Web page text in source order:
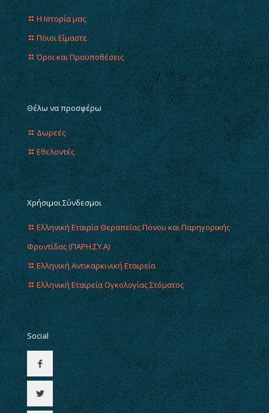
Η Ιστορία μας
Ποιοι Είμαστε
Όροι και Προϋποθέσεις
Θέλω να προσφέρω
Δωρεές
Εθελοντές
Χρήσιμοι Σύνδεσμοι
Ελληνική Εταιρία Θεραπείας Πόνου και Παρηγορικής
Φροντίδας (ΠΑΡΗ.ΣΥ.Α)
Ελληνική Αντικαρκινική Εταιρεία
Ελληνική Εταιρεία Ογκολογίας Στόματος
Social